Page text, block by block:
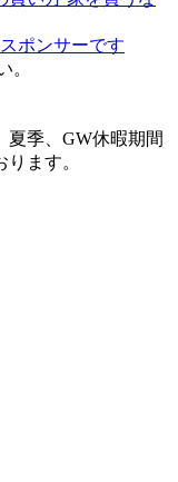
夏季、GW休暇期間
ます。